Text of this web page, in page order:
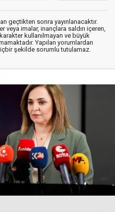
geçtikten sonra yayınlanacaktır.
imalar, inançlara saldırı içeren,
kullanılmayan ve büyük
Yapılan yorumlardan
şekilde sorumlu tutulamaz.